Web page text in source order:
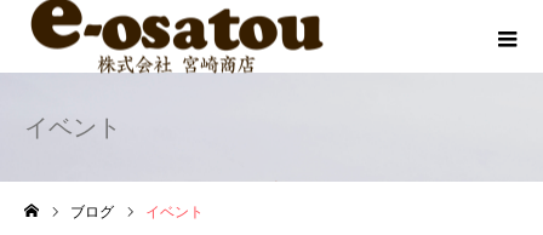
イベント
ブログ イベント